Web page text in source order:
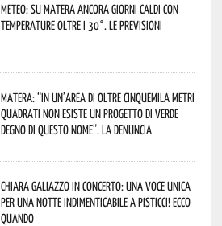
Meteo: su Matera ancora giorni caldi con
temperature oltre i 30°. Le previsioni
Matera: “In un’area di oltre cinquemila metri
quadrati non esiste un progetto di verde
degno di questo nome”. La denuncia
Chiara Galiazzo in concerto: una voce unica
per una notte indimenticabile a Pisticci! Ecco
quando